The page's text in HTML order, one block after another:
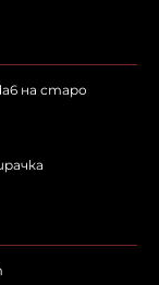
на старо